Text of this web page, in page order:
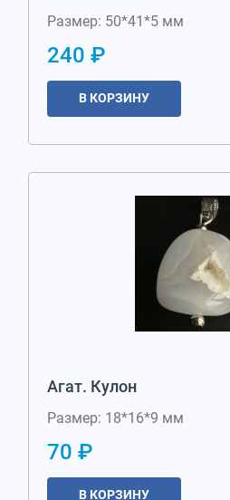
Размер: 50*41*5 мм
240 ₽
В КОРЗИНУ
Агат. Кулон
Размер: 18*16*9 мм
70 ₽
В КОРЗИНУ